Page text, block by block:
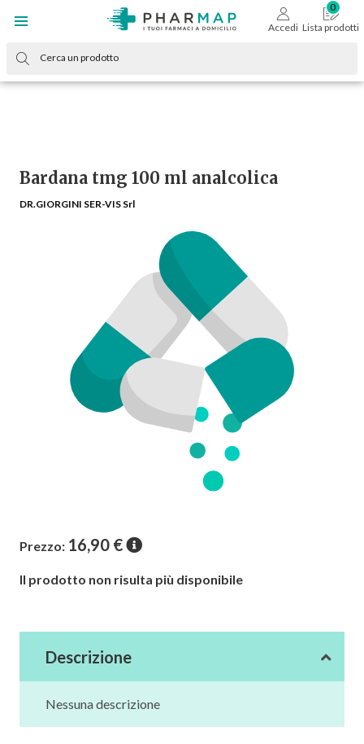
Accedi Lista prodotti
Bardana tmg 100 ml analcolica
DR.GIORGINI SER-VIS Srl
Prezzo: 16,90 €
Il prodotto non risulta più disponibile
Descrizione
Nessuna descrizione